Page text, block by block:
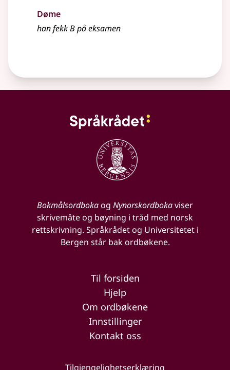
Døme
han fekk B på eksamen
Bokmålsordbokaog Nynorskordbokaviser
skrivemåte og bøyning i tråd med norsk
rettskrivning. Språkrådet og Universitetet i
Bergen står bak ordbøkene.
Til forsiden
Hjelp
Om ordbøkene
Innstillinger
Kontakt oss
Tilgjengelighetserklæring